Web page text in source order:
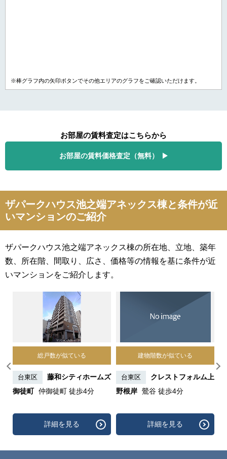
※棒グラフ内の矢印ボタンでその他エリアのグラフをご確認いただけます。
お部屋の賃料査定はこちらから
お部屋の賃料価格査定（無料）
ザパークハウス池之端アネックス棟と条件が近
いマンションのご紹介
ザパークハウス池之端アネックス棟の所在地、立地、築年
数、所在階、間取り、広さ、価格等の情報を基に条件が近
いマンションをご紹介します。
総戸数が似ている
台東区
藤和シティホームズ
御徒町 仲御徒町 徒歩4分
詳細を見る
建物階数が似ている
台東区
クレストフォルム上
野根岸 鶯谷 徒歩4分
詳細を見る